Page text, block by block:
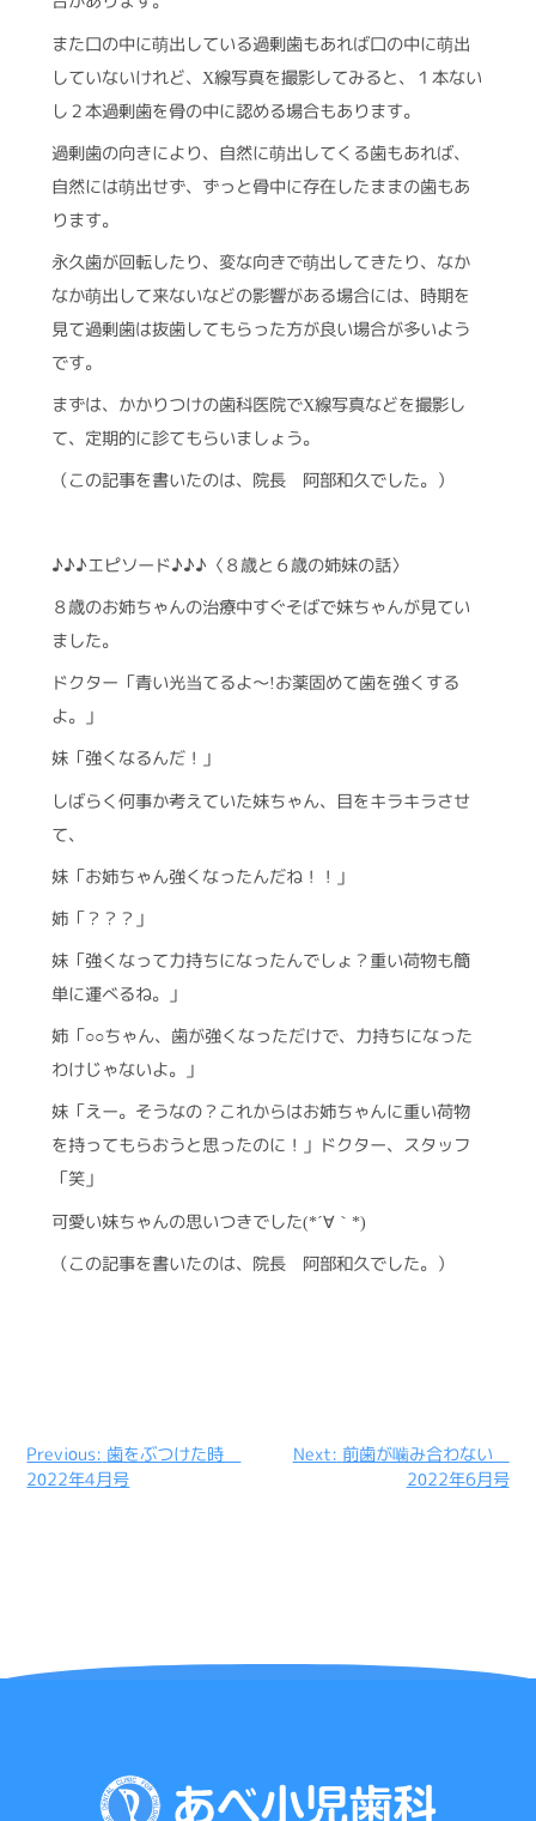
また口の中に萌出している過剰歯もあれば口の中に萌出
していないけれど、
X線写真を撮影してみると、１本ない
し２本過剰歯を骨の中に認める場合もあります。
過剰歯の向きにより、自然に萌出してくる歯もあれば、
自然には萌出せず、ずっと骨中に存在したままの歯もあ
ります。
永久歯が回転したり、変な向きで萌出してきたり、なか
なか萌出して来ないなどの影響がある場合には、時期を
見て過剰歯は抜歯してもらった方が良い場合が多いよう
です。
まずは、かかりつけの歯科医院でX線写真などを撮影し
て、定期的に診てもらいましょう。
（この記事を書いたのは、院長 阿部和久でした。）
♪♪♪エピソード♪♪♪〈８歳と６歳の姉妹の話〉
８歳のお姉ちゃんの治療中すぐそばで妹ちゃんが見てい
ました。
ドクター「青い光当てるよ～!お薬固めて歯を強くする
よ。」
妹「強くなるんだ！」
しばらく何事か考えていた妹ちゃん、目をキラキラさせ
て、
妹「お姉ちゃん強くなったんだね！！」
姉「？？？」
妹「強くなって力持ちになったんでしょ？重い荷物も簡
単に運べるね。」
姉「○○ちゃん、歯が強くなっただけで、力持ちになった
わけじゃないよ。」
妹「えー。そうなの？これからはお姉ちゃんに重い荷物
を持ってもらおうと思ったのに！」ドクター、スタッフ
「笑」
可愛い妹ちゃんの思いつきでした(*´∀｀ *)
（この記事を書いたのは、院長 阿部和久でした。）
投
稿
Previous: 歯をぶつけた時
2022年4月号
Next: 前歯が噛み合わない
2022年6月号